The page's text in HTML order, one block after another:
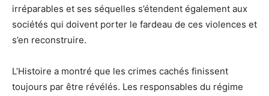
irréparables et ses séquelles s’étendent également aux
sociétés qui doivent porter le fardeau de ces violences et
s’en reconstruire.
L’Histoire a montré que les crimes cachés finissent
toujours par être révélés. Les responsables du régime